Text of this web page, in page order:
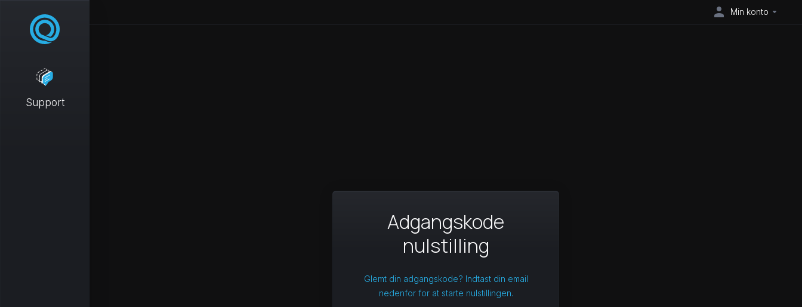
Support
Min konto
Adgangskode
nulstilling
Glemt din adgangskode? Indtast din email
nedenfor for at starte nulstillingen.